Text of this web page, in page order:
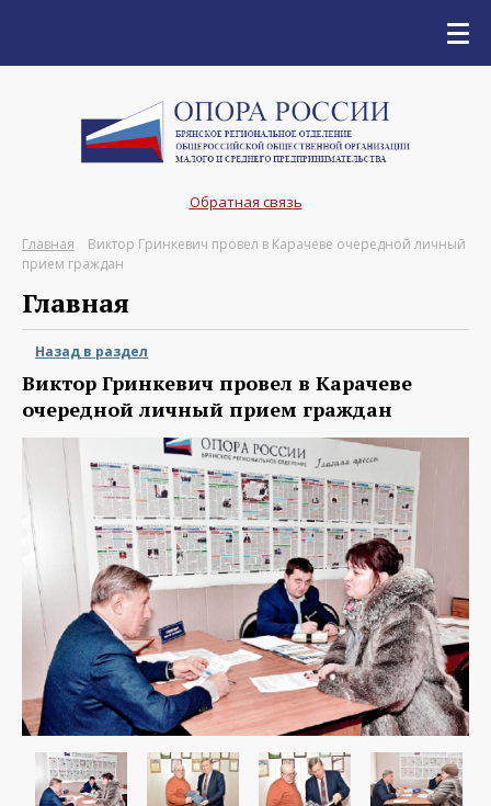
Обратная связь
Главная
Виктор Гринкевич провел в Карачеве очередной личный
прием граждан
Главная
Назад в раздел
Виктор Гринкевич провел в Карачеве
очередной личный прием граждан